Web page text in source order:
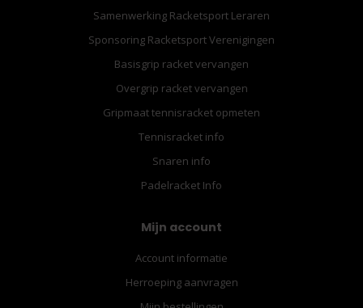
Samenwerking Racketsport Leraren
Sponsoring Racketsport Verenigingen
Basisgrip racket vervangen
Overgrip racket vervangen
Gripmaat tennisracket opmeten
Tennisracket info
Snaren info
Padelracket Info
Mijn account
Account informatie
Herroeping aanvragen